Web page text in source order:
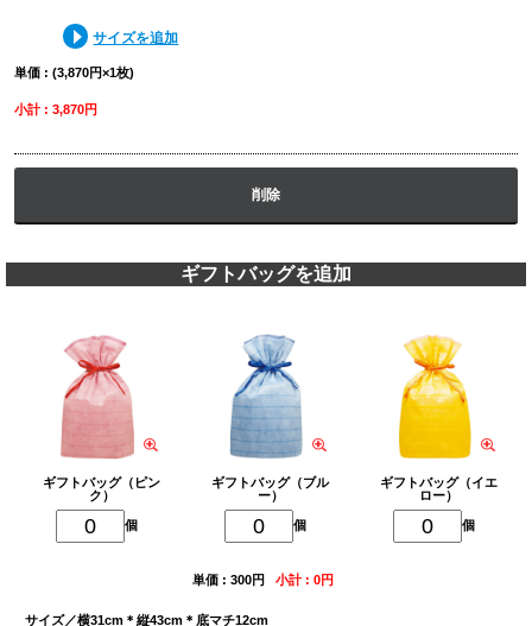
サイズを追加
単価 : (3,870円×1枚)
小計 : 3,870円
削除
ギフトバッグを追加
ギフトバッグ（ピン
ク）
個
ギフトバッグ（ブル
ー）
個
ギフトバッグ（イエ
ロー）
個
単価 : 300円 小計 : 0円
サイズ／横31cm＊縦43cm＊底マチ12cm